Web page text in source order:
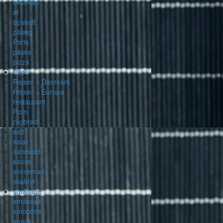
oksekød
øl
opskrift
pålæg
Paris
påske
pizza
rejse
Rejser – Danmark
Rejser – Europa
restaurant
Rom
rugbrød
saft
salat
sandwich
sauce
simremad
skaldyr
småkage
småsnak
smoothie
snack